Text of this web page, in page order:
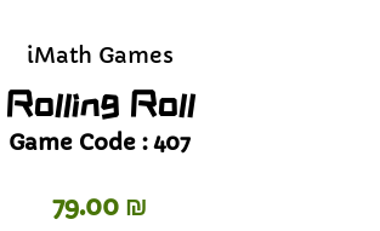
iMath Games
Rolling Roll
Game Code : 407
79.00₪